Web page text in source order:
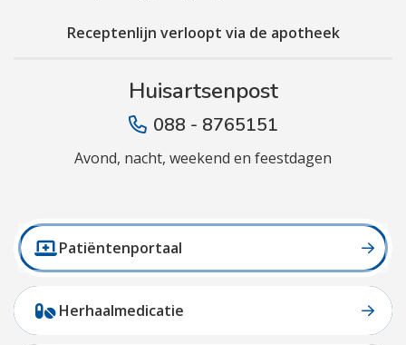
Receptenlijn verloopt via de apotheek
Huisartsenpost
088 - 8765151
Avond, nacht, weekend en feestdagen
Patiëntenportaal
Herhaalmedicatie